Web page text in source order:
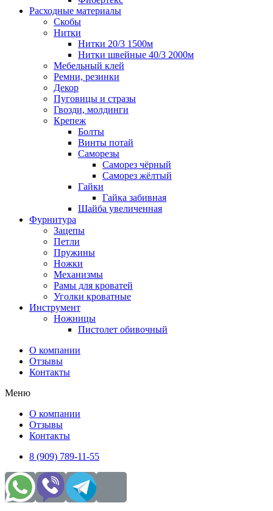
Расходные материалы
Скобы
Нитки
Нитки 20/3 1500м
Нитки швейные 40/3 2000м
Мебельный клей
Ремни, резинки
Декор
Пуговицы и стразы
Гвозди, молдинги
Крепеж
Болты
Винты потай
Саморезы
Саморез чёрный
Саморез жёлтый
Гайки
Гайка забивная
Шайба увеличенная
Фурнитура
Зацепы
Петли
Пружины
Ножки
Механизмы
Рамы для кроватей
Уголки кроватные
Инструмент
Ножницы
Пистолет обивочный
О компании
Отзывы
Контакты
Меню
О компании
Отзывы
Контакты
8 (909) 789-11-55